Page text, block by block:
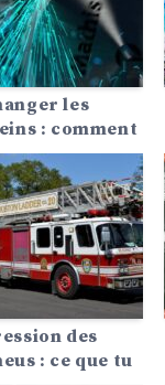
les
: comment
!
des
: ce que tu